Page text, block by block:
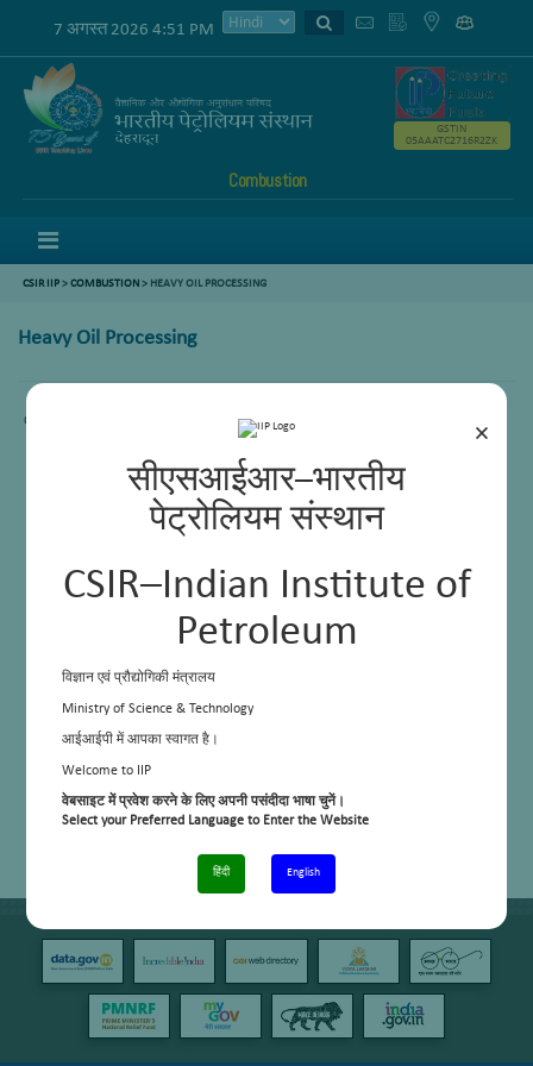
×
सीएसआईआर–भारतीय
पेट्रोलियम संस्थान
CSIR–Indian Institute of
Petroleum
विज्ञान एवं प्रौद्योगिकी मंत्रालय
Ministry of Science & Technology
आईआईपी में आपका स्वागत है।
Welcome to IIP
वेबसाइट में प्रवेश करने के लिए अपनी पसंदीदा भाषा चुनें।
Select your Preferred Language to Enter the Website
हिंदी English
7 अगस्त 2026 4:51 PM
Combustion
GSTIN
05AAATC2716R2ZK
CSIR IIP>COMBUSTION> HEAVY OIL PROCESSING
Heavy Oil Processing
Comming Soon.